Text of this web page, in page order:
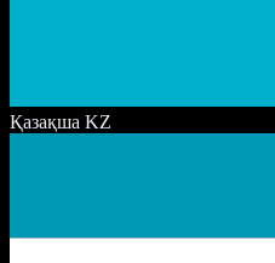
Қазақша KZ